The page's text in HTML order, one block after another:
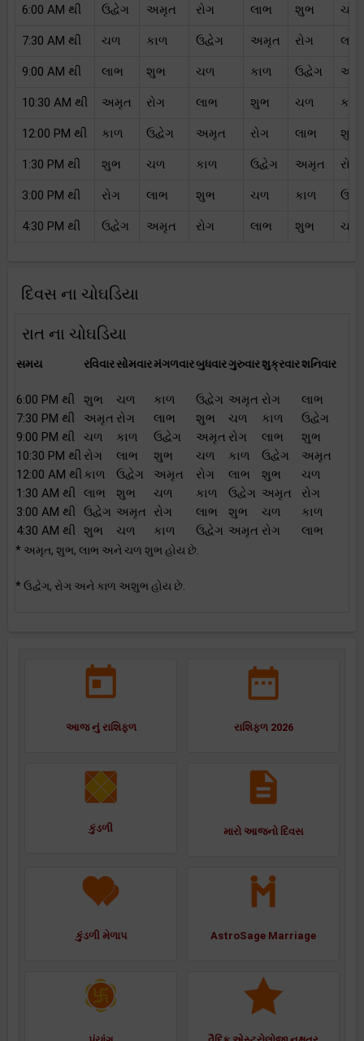
6:00 AM થી ઉદ્વેગ અમૃત રોગ લાભ શુભ ચળ
7:30 AM થી ચળ કાળ ઉદ્વેગ અમૃત રોગ લાભ
9:00 AM થી લાભ શુભ ચળ કાળ ઉદ્વેગ
10:30 AM થી અમૃત રોગ લાભ શુભ ચળ કાળ
12:00 PM થી કાળ ઉદ્વેગ અમૃત રોગ લાભ શુભ
1:30 PM થી શુભ ચળ કાળ ઉદ્વેગ અમૃત રોગ
3:00 PM થી રોગ લાભ શુભ ચળ કાળ
4:30 PM થી ઉદ્વેગ અમૃત રોગ લાભ શુભ ચળ
દિવસ ના ચોઘડિયા
રાત ના ચોઘડિયા
સમય રવિવારસોમવારમંગળવારબુધવારગુરુવારશુક્રવારશનિવાર
6:00 PM થી શુભ ચળ કાળ ઉદ્વેગ અમૃત રોગ
લાભ
7:30 PM થી
અમૃત રોગ લાભ શુભ ચળ કાળ
ઉદ્વેગ
9:00 PM થી
ચળ કાળ ઉદ્વેગ અમૃત રોગ લાભ
શુભ
10:30 PM થી રોગ લાભ શુભ ચળ કાળ ઉદ્વેગ
અમૃત
12:00 AM થીકાળ ઉદ્વેગ અમૃત રોગ લાભ શુભ
ચળ
1:30 AM થી લાભ શુભ ચળ કાળ ઉદ્વેગ અમૃત
રોગ
3:00 AM થી ઉદ્વેગ અમૃત રોગ લાભ શુભ ચળ
કાળ
4:30 AM થી શુભ ચળ કાળ ઉદ્વેગ અમૃત રોગ લાભ
* અમૃત, શુભ, લાભ અને ચળ શુભ હોય છે.
* ઉદ્વેગ, રોગ અને કાળ અશુભ હોય છે.
આજ નું રાશિફળ રાશિફળ 2026
કુંડળી મારો આજનો દિવસ
કુંડળી મેળાપ AstroSage Marriage